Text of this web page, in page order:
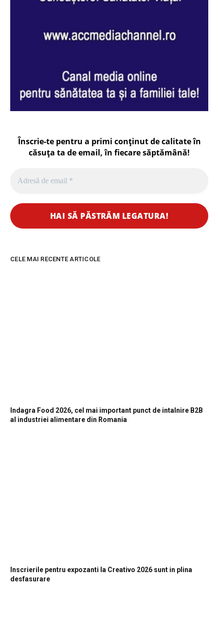
Înscrie-te pentru a primi conținut de calitate în
căsuța ta de email, în fiecaresăptămână!
CELE MAI RECENTE ARTICOLE
Indagra Food 2026, cel mai important punct de intalnire B2B
al industriei alimentare din Romania
Inscrierile pentru expozanti la Creativo 2026 sunt in plina
desfasurare